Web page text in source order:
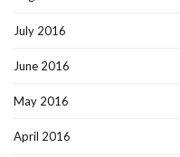
July 2016
June 2016
May 2016
April 2016